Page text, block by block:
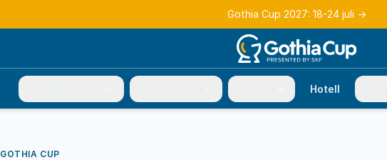
Gothia Cup 2027: 18-24 juli →
Hotell
GOTHIA CUP